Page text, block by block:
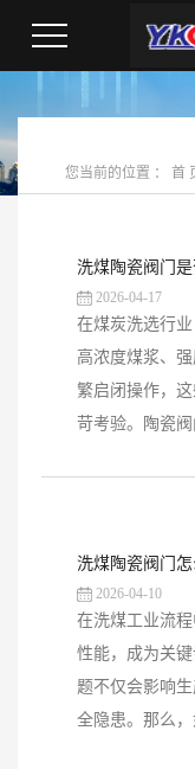
您当前的位置 ： 首
洗煤陶瓷阀门
2026-04-17
在煤炭洗选行
高浓度煤浆、
繁启闭操作，
苛考验。陶瓷
洗煤陶瓷阀门
2026-04-10
在洗煤工业流
性能，成为关
题不仅会影响
全隐患。那么